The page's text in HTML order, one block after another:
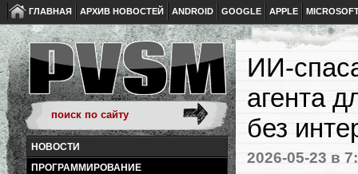
ГЛАВНАЯ АРХИВ НОВОСТЕЙ ANDROID GOOGLE APPLE
НОВОСТИ
ПРОГРАММИРОВАНИЕ
агента
без
2026-05-23 в